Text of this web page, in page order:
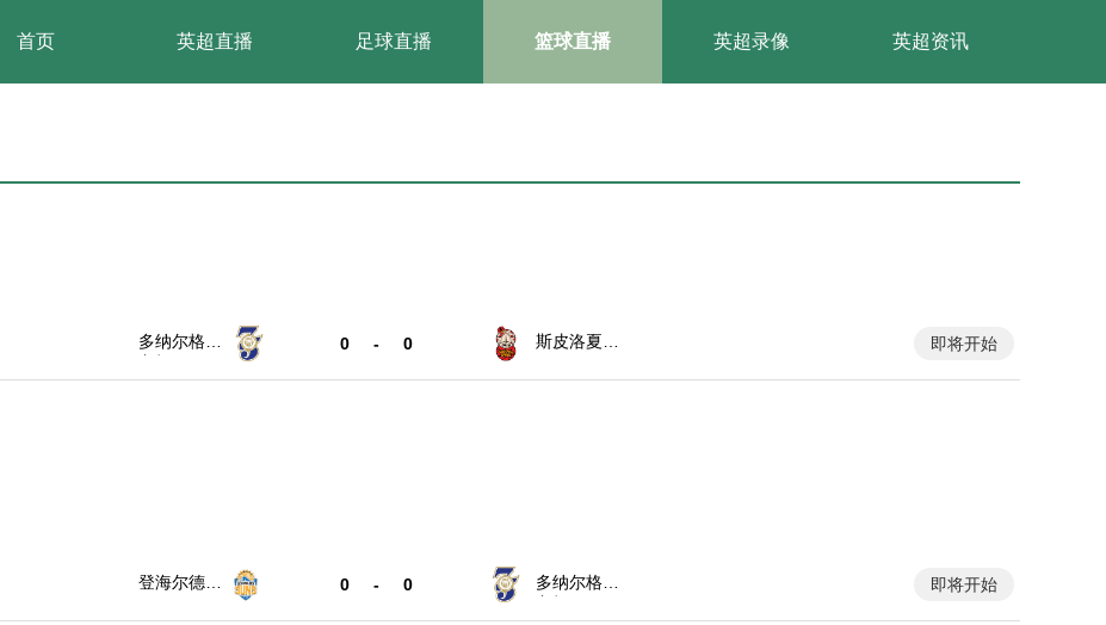
首页 英超直播 足球直播 篮球直播 英超录像 英超资讯
多纳尔格罗
0 - 0
斯皮洛夏勒
即将开始
登海尔德国
0 - 0
多纳尔格罗
即将开始